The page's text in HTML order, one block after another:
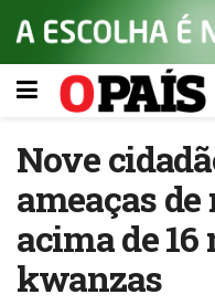
Nove
ameaças
acima de
kwanzas